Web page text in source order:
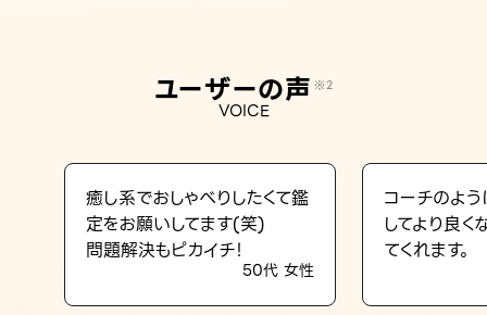
占い記事
LINE占いを開く
ユーザーの声 ※2
VOICE
癒し系でおしゃべりしたくて鑑
定をお願いしてます(笑)
問題解決もピカイチ！
50代 女性
コーチのよ
してより良
てくれます。